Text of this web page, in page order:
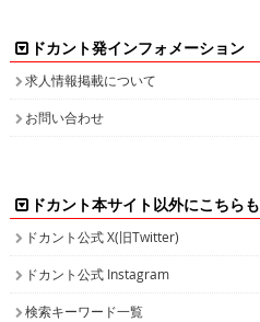
ドカント発インフォメーション
求人情報掲載について
お問い合わせ
ドカント本サイト以外にこちらも
ドカント公式 X(旧Twitter)
ドカント公式 Instagram
検索キーワード一覧